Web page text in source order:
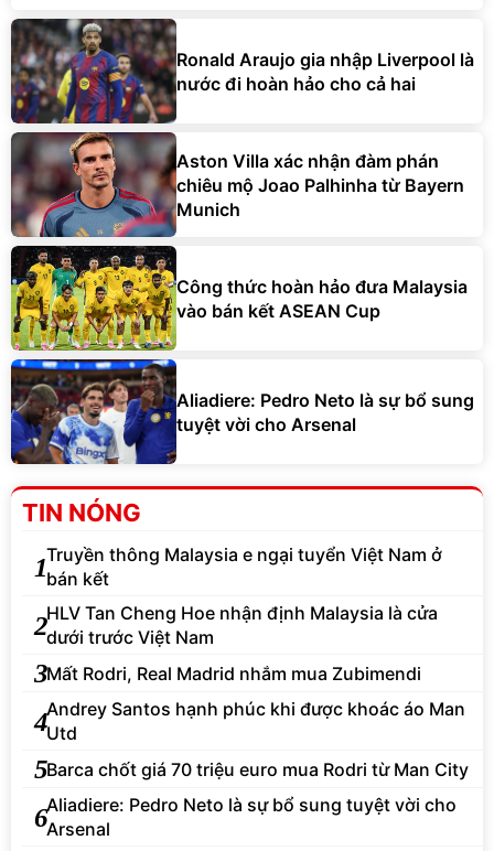
Ronald Araujo gia nhập Liverpool là
nước đi hoàn hảo cho cả hai
Aston Villa xác nhận đàm phán
chiêu mộ Joao Palhinha từ Bayern
Munich
Công thức hoàn hảo đưa Malaysia
vào bán kết ASEAN Cup
Aliadiere: Pedro Neto là sự bổ sung
tuyệt vời cho Arsenal
TIN NÓNG
1Truyền thông Malaysia e ngại tuyển Việt Nam ở
bán kết
2HLV Tan Cheng Hoe nhận định Malaysia là cửa
dưới trước Việt Nam
3Mất Rodri, Real Madrid nhắm mua Zubimendi
4Andrey Santos hạnh phúc khi được khoác áo Man
Utd
5Barca chốt giá 70 triệu euro mua Rodri từ Man City
6Aliadiere: Pedro Neto là sự bổ sung tuyệt vời cho
Arsenal